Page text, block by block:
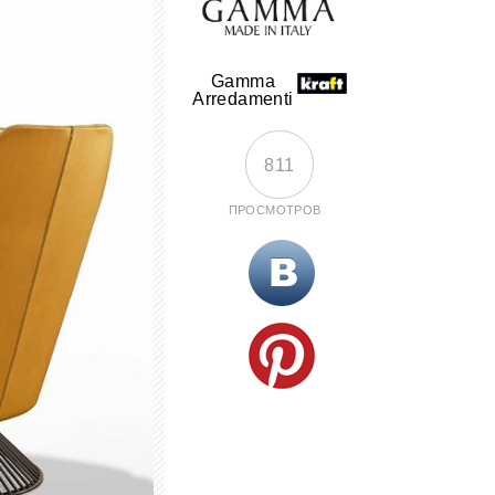
Gamma
Arredamenti
811
ПРОСМОТРОВ